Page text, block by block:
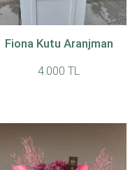
Fiona Kutu Aranjman
4.000 TL